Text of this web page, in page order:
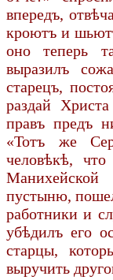
впередъ,
кроютъ и
оно теперь
выразилъ
старецъ,
раздай
правъ предъ
«Тотъ же
человѣкѣ,
пустыню,
работники и
убѣдилъ его
старцы,
выручить